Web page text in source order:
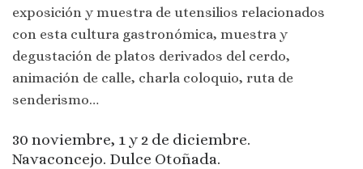
exposición y muestra de utensilios relacionados
con esta cultura gastronómica, muestra y
degustación de platos derivados del cerdo,
animación de calle, charla coloquio, ruta de
senderismo…
30 noviembre, 1 y 2 de diciembre.
Navaconcejo. Dulce Otoñada.